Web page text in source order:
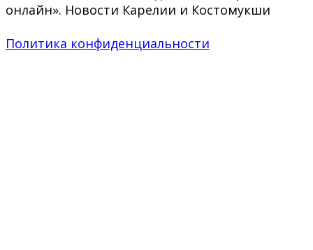
онлайн». Новости Карелии и Костомукши
Политика конфиденциальности